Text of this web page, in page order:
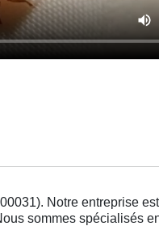
Notre entreprise
sommes spécialisés